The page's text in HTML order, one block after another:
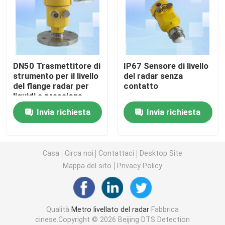
Indicatore di livello radar
Trasmettitore livellato del radar di 80 gigahertz
Indicatore di livello radar
Strumento a livello radar
Non trasmettitore livellato del radar del contatto
Trasmettitore di livello liquido radar
Detettore laser di metano
DN50 Trasmettitore di
strumento per il livello
del flange radar per
liquidi a pressione
corrosiva
Invia richiesta
IP67 Sensore di livello
del radar senza
contatto
Invia richiesta
Casa Circa noi Contattaci
Desktop Site
Mappa del sito
Privacy Policy
Qualità Metro livellato del radarFabbrica
cinese.Copyright © 2026 Beijing DTS Detection